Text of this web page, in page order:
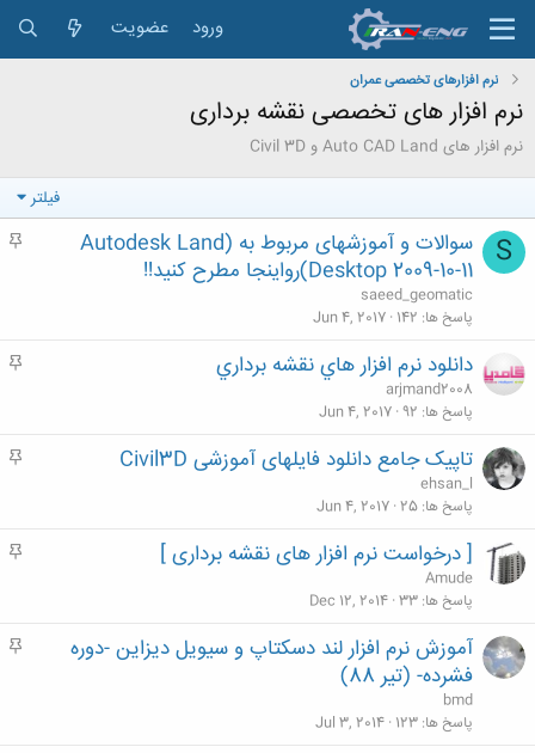
ورود عضویت
نرم افزارهای تخصصی عمران
نرم افزار های تخصصی نقشه برداری
نرم افزار های Auto CAD Land و Civil 3D
فیلتر
S
م
سوالات و آموزشهای مربوط به (Autodesk Land
Desktop 2009-10-11)رواینجا مطرح کنید!!
saeed_geomatic
پاسخ ها 142
Jun 4, 2017
م
دانلود نرم افزار هاي نقشه برداري
arjmand2008
پاسخ ها 92
Jun 4, 2017
م
تاپیک جامع دانلود فایلهای آموزشی Civil3D
ehsan_l
پاسخ ها 25
Jun 4, 2017
م
[ درخواست نرم افزار های نقشه برداری ]
Amude
پاسخ ها 33
Dec 12, 2014
م
آموزش نرم افزار لند دسكتاپ و سيويل ديزاين -دوره
فشرده- (تیر 88)
bmd
پاسخ ها 123
Jul 3, 2014